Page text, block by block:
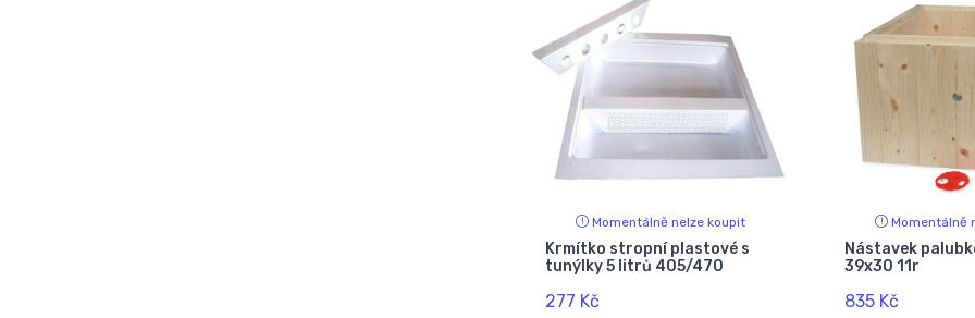
Momentálně nelze koupit
Krmítko stropní plastové s
tunýlky 5 litrů 405/470
277 Kč
Momentálně
Nástavek
39x30 11r
835 Kč